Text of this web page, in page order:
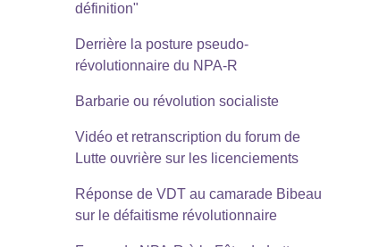
définition"
Derrière la posture pseudo-
révolutionnaire du NPA-R
Barbarie ou révolution socialiste
Vidéo et retranscription du forum de
Lutte ouvrière sur les licenciements
Réponse de VDT au camarade Bibeau
sur le défaitisme révolutionnaire